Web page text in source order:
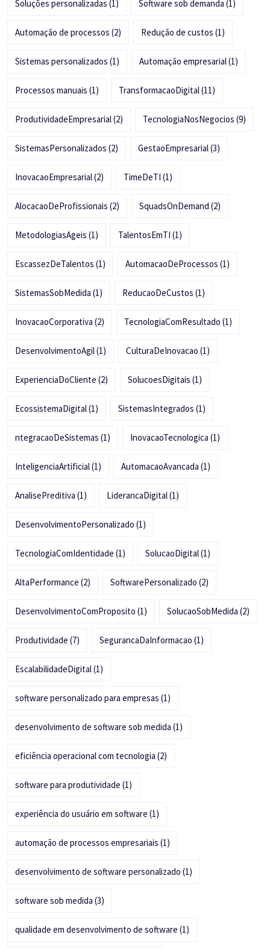
Soluções personalizadas (1) Software sob demanda (1)
Automação de processos (2) Redução de custos (1)
Sistemas personalizados (1) Automação empresarial(1)
Processos manuais (1) TransformacaoDigital(11)
ProdutividadeEmpresarial(2) TecnologiaNosNegocios (9)
SistemasPersonalizados (2) GestaoEmpresarial(3)
InovacaoEmpresarial(2) TimeDeTI (1)
AlocacaoDeProfissionais (2) SquadsOnDemand (2)
MetodologiasAgeis (1) TalentosEmTI (1)
EscassezDeTalentos (1) AutomacaoDeProcessos (1)
SistemasSobMedida (1) ReducaoDeCustos (1)
InovacaoCorporativa (2) TecnologiaComResultado (1)
DesenvolvimentoAgil(1) CulturaDeInovacao (1)
ExperienciaDoCliente (2) SolucoesDigitais (1)
EcossistemaDigital(1) SistemasIntegrados (1)
ntegracaoDeSistemas (1) InovacaoTecnologica (1)
InteligenciaArtificial(1) AutomacaoAvancada (1)
AnalisePreditiva (1) LiderancaDigital(1)
DesenvolvimentoPersonalizado (1)
TecnologiaComIdentidade (1) SolucaoDigital(1)
AltaPerformance (2) SoftwarePersonalizado (2)
DesenvolvimentoComProposito (1) SolucaoSobMedida (2)
Produtividade (7) SegurancaDaInformacao (1)
EscalabilidadeDigital(1)
software personalizado para empresas (1)
desenvolvimento de software sob medida (1)
eficiência operacional com tecnologia (2)
software para produtividade (1)
experiência do usuário em software (1)
automação de processos empresariais (1)
desenvolvimento de software personalizado (1)
software sob medida (3)
qualidade em desenvolvimento de software (1)